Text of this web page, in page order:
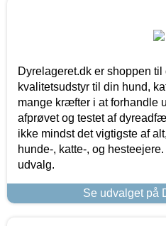
Dyrelageret.dk er shoppen
kvalitetsudstyr til din hund,
mange kræfter i at forhandle
afprøvet og testet af
ikke mindst det vigtigste af
hunde-, katte-, og
udvalg.
Se udvalget på